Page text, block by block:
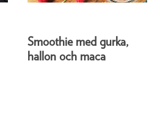
Smoothie med gurka,
hallon och maca